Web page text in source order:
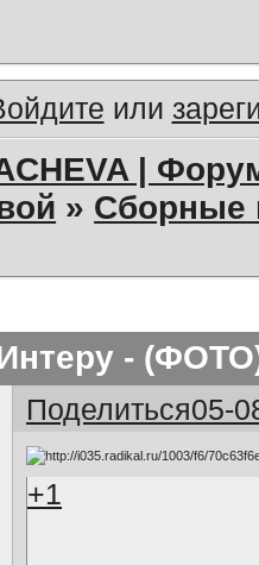
или
|
» Сборные
-
Поделиться05-
+1